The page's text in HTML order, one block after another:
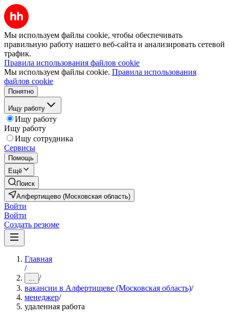
Мы используем файлы cookie, чтобы обеспечивать
правильную работу нашего веб-сайта и анализировать сетевой
трафик.
Правила использования файлов cookie
Мы используем файлы cookie. Правила использования
файлов cookie
Понятно
Ищу работу
Ищу работу
Ищу работу
Ищу сотрудника
Сервисы
Помощь
Ещё
Поиск
Алфертищево (Московская область)
Войти
Войти
Создать резюме
Главная
/
... /
вакансии в Алфертищеве (Московская область)/
менеджер/
удаленная работа